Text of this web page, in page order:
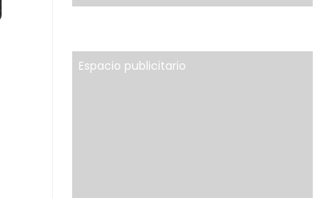
Espacio publicitario